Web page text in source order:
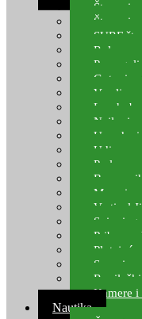
Štapovi
Štapovi
SURF
Role za
Parangali
Gotovi
Varalice
Lov
Najloni
Udice za
Perle za
Brum
Mamci
Vertical
Spinning
Pribor za
Plutajuća
Sonari
Ronilački
Kamere i
Nautika